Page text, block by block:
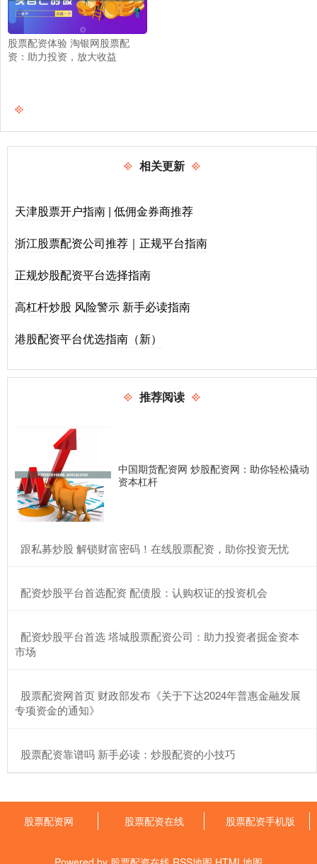
股票配资体验 淘银网股票配
资：助力投资，放大收益
相关更新
天津股票开户指南 | 低佣金券商推荐
浙江股票配资公司推荐｜正规平台指南
正规炒股配资平台选择指南
高杠杆炒股 风险警示 新手必读指南
港股配资平台优选指南（新）
推荐阅读
中国期货配资网 炒股配资网：助你轻松撬动
资本杠杆
​跟私募炒股 解锁财富密码！在线股票配资，助你投资无忧
​配资炒股平台首选配资 配债股：认购权证的投资机会
​配资炒股平台首选 塔城股票配资公司：助力投资者掘金资本
市场
​股票配资网首页 财政部发布《关于下达2024年普惠金融发展
专项资金的通知》
​股票配资靠谱吗 新手必读：炒股配资的小技巧
股票配资网 股票配资在线 股票配资手机版